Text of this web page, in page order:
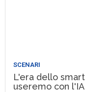
SCENARI
L'era dello
useremo con l'IA